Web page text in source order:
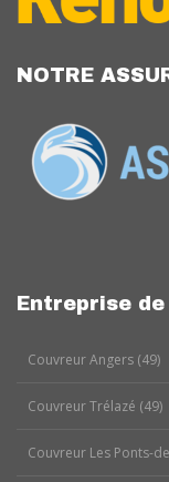
NOTRE
Entreprise
Couvreur Angers (49)
Couvreur Trélazé (49)
Couvreur Les Ponts-